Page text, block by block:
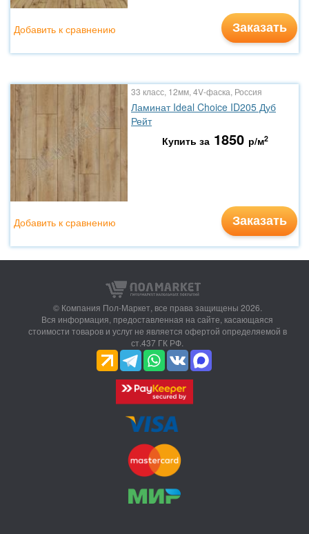
Заказать
Добавить к сравнению
33 класс, 12мм, 4V-фаска, Россия
Ламинат Ideal Choice ID205 Дуб
Рейт
Купить за 1850 р/м2
Заказать
Добавить к сравнению
© Компания Пол-Маркет, все права защищены 2026.
Вся информация, предоставленная на сайте, касающаяся
стоимости товаров и услуг не является офертой определяемой в
ст.437 ГК РФ.